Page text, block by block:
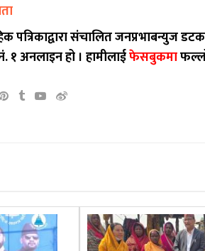
पत्रिकाद्वारा संचालित जनप्रभाबन्युज
१ अनलाइन हो ।हामीलाईफेसबुकमा